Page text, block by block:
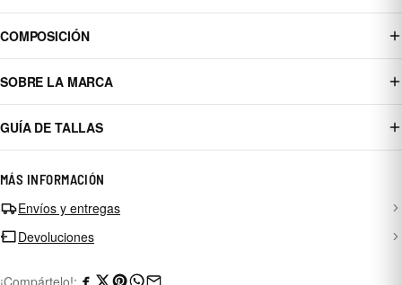
COMPOSICIÓN
SOBRE LA MARCA
GUÍA DE TALLAS
MÁS INFORMACIÓN
Envíos y entregas
Devoluciones
¡Compártelo!: